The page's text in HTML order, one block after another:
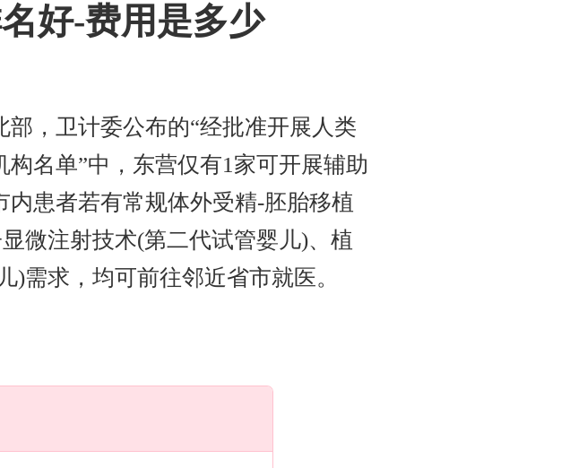
好-费用是多少
，卫计委公布的“经批准开展人类
名单”中，东营仅有1家可开展辅助
患者若有常规体外受精-胚胎移植
微注射技术(第二代试管婴儿)、植
)需求，均可前往邻近省市就医。